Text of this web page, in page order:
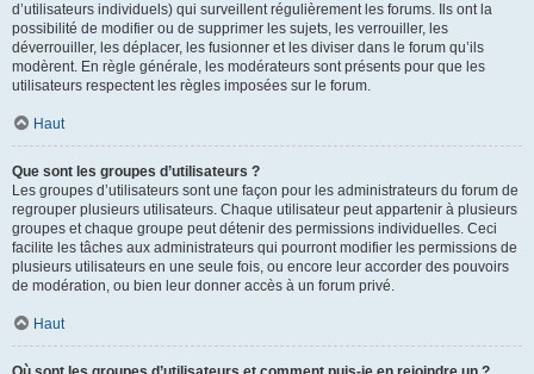
d’utilisateurs individuels) qui surveillent régulièrement les forums. Ils ont la
possibilité de modifier ou de supprimer les sujets, les verrouiller, les
déverrouiller, les déplacer, les fusionner et les diviser dans le forum qu’ils
modèrent. En règle générale, les modérateurs sont présents pour que les
utilisateurs respectent les règles imposées sur le forum.
Haut
Que sont les groupes d’utilisateurs ?
Les groupes d’utilisateurs sont une façon pour les administrateurs du forum de
regrouper plusieurs utilisateurs. Chaque utilisateur peut appartenir à plusieurs
groupes et chaque groupe peut détenir des permissions individuelles. Ceci
facilite les tâches aux administrateurs qui pourront modifier les permissions de
plusieurs utilisateurs en une seule fois, ou encore leur accorder des pouvoirs
de modération, ou bien leur donner accès à un forum privé.
Haut